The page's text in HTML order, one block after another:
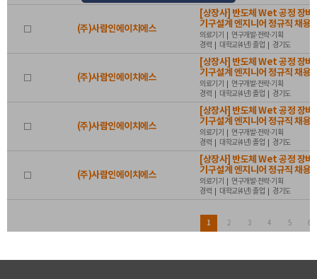
(주)사람인에이치에스
[상장사] 반도체 Wet 공정 장비
기구설계 엔지니어 정규직 채용
의료기기
연구개발·전략·기획
경력
대학교(4년) 졸업 경기도
(주)사람인에이치에스
[상장사] 반도체 Wet 공정 장비
기구설계 엔지니어 정규직 채용
의료기기
연구개발·전략·기획
경력
대학교(4년) 졸업 경기도
(주)사람인에이치에스
[상장사] 반도체 Wet 공정 장비
기구설계 엔지니어 정규직 채용
의료기기
연구개발·전략·기획
경력
대학교(4년) 졸업 경기도
(주)사람인에이치에스
[상장사] 반도체 Wet 공정 장비
기구설계 엔지니어 정규직 채용
의료기기
연구개발·전략·기획
경력
대학교(4년) 졸업 경기도
1 2 3 4 5 6